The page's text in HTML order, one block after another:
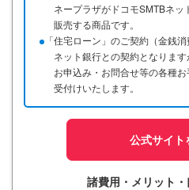
ネープラザがドコモSMTBネ
販売する商品です。
「住宅ローン」のご契約（金銭
ネット銀行との契約となりま
お申込み・お問合せ等の各種
受付けいたします。
公式サイト
諸費用・メリット